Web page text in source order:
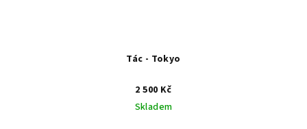
Tác - Tokyo
2 500 Kč
Skladem